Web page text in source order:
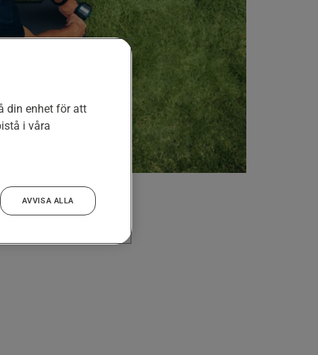
din enhet för att
i våra
AVVISA ALLA